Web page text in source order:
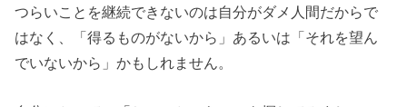
つらいことを継続できないのは自分がダメ人間だからで
はなく、「得るものがないから」あるいは「それを望ん
でいないから」かもしれません。